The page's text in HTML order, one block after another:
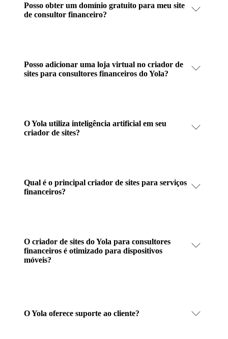
Posso obter um domínio gratuito para meu site
de consultor financeiro?
Posso adicionar uma loja virtual no criador de
sites para consultores financeiros do Yola?
O Yola utiliza inteligência artificial em seu
criador de sites?
Qual é o principal criador de sites para serviços
financeiros?
O criador de sites do Yola para consultores
financeiros é otimizado para dispositivos
móveis?
O Yola oferece suporte ao cliente?